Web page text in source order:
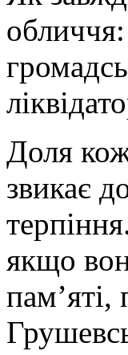
Доля
звикає
якщо